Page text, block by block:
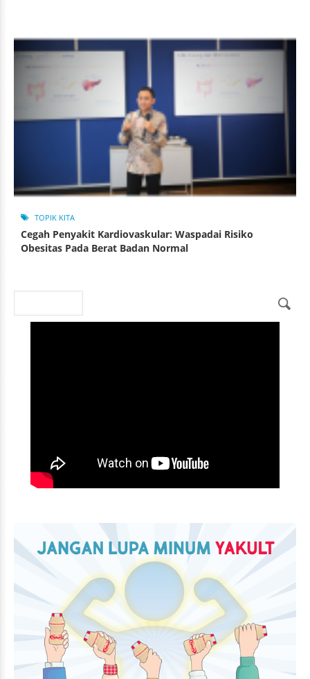
TOPIK KITA
Cegah Penyakit Kardiovaskular: Waspadai Risiko
Obesitas Pada Berat Badan Normal